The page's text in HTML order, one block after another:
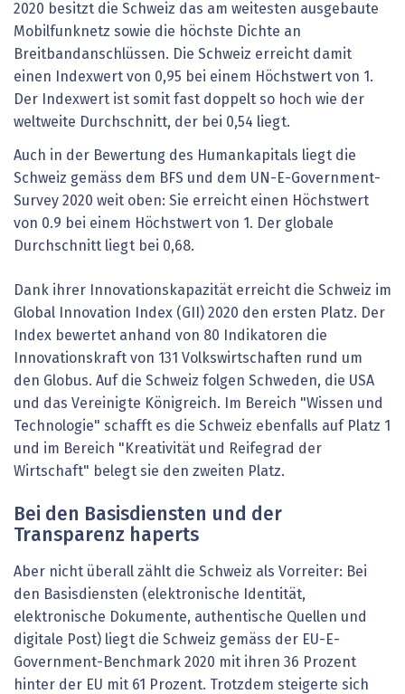
2020 besitzt die Schweiz das am weitesten ausgebaute
Mobilfunknetz sowie die höchste Dichte an
Breitbandanschlüssen. Die Schweiz erreicht damit
einen Indexwert von 0,95 bei einem Höchstwert von 1.
Der Indexwert ist somit fast doppelt so hoch wie der
weltweite Durchschnitt, der bei 0,54 liegt.
Auch in der Bewertung des Humankapitals liegt die
Schweiz gemäss dem BFS und dem UN-E-Government-
Survey 2020 weit oben: Sie erreicht einen Höchstwert
von 0.9 bei einem Höchstwert von 1. Der globale
Durchschnitt liegt bei 0,68.
Dank ihrer Innovationskapazität erreicht die Schweiz im
Global Innovation Index (GII) 2020 den ersten Platz. Der
Index bewertet anhand von 80 Indikatoren die
Innovationskraft von 131 Volkswirtschaften rund um
den Globus. Auf die Schweiz folgen Schweden, die USA
und das Vereinigte Königreich. Im Bereich "Wissen und
Technologie" schafft es die Schweiz ebenfalls auf Platz 1
und im Bereich "Kreativität und Reifegrad der
Wirtschaft" belegt sie den zweiten Platz.
Bei den Basisdiensten und der
Transparenz haperts
Aber nicht überall zählt die Schweiz als Vorreiter: Bei
den Basisdiensten (elektronische Identität,
elektronische Dokumente, authentische Quellen und
digitale Post) liegt die Schweiz gemäss der EU-E-
Government-Benchmark 2020 mit ihren 36 Prozent
hinter der EU mit 61 Prozent. Trotzdem steigerte sich